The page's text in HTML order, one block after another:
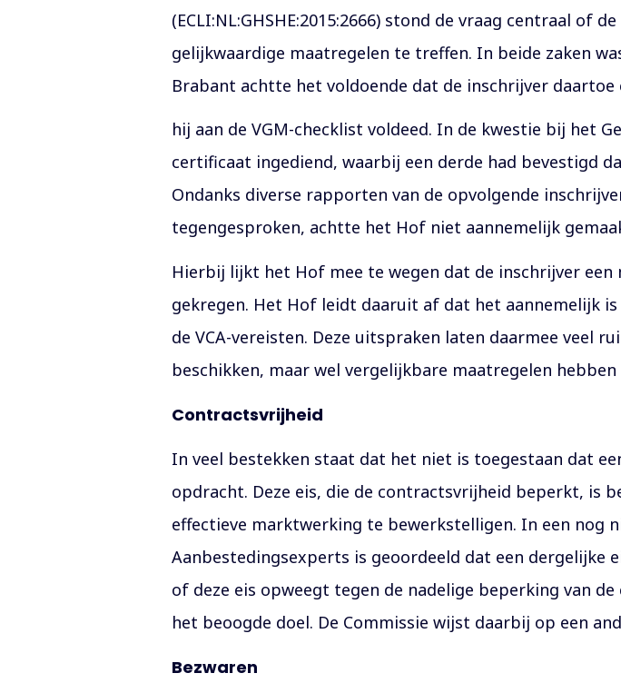
(ECLI:NL:GHSHE:2015:2666) stond de vraag centraal of
gelijkwaardige maatregelen te treffen. In beide zaken
Brabant achtte het voldoende dat de inschrijver
hij aan de VGM-checklist voldeed. In de kwestie bij het
certificaat ingediend, waarbij een derde had bevestigd
Ondanks diverse rapporten van de opvolgende
tegengesproken, achtte het Hof niet aannemelijk
Hierbij lijkt het Hof mee te wegen dat de inschrijver
gekregen. Het Hof leidt daaruit af dat het aannemelijk
de VCA-vereisten. Deze uitspraken laten daarmee veel
beschikken, maar wel vergelijkbare maatregelen
Contractsvrijheid
In veel bestekken staat dat het niet is toegestaan dat
opdracht. Deze eis, die de contractsvrijheid beperkt, is
effectieve marktwerking te bewerkstelligen. In een nog
Aanbestedingsexperts is geoordeeld dat een dergelijke
of deze eis opweegt tegen de nadelige beperking van
het beoogde doel. De Commissie wijst daarbij op een
Bezwaren